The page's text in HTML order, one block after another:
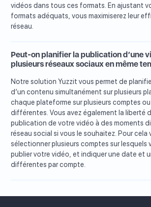
vidéos dans tous ces formats. En ajustant
formats adéquats, vous maximiserez leur
réseau.
Peut-on planifier la publication d’une
plusieurs réseaux sociaux en même
Notre solution Yuzzit vous permet de
d’un contenu simultanément sur plusieurs
chaque plateforme sur plusieurs comptes
différentes. Vous avez également la liberté
publication de votre vidéo à des moments
réseau social si vous le souhaitez. Pour cela
sélectionner plusieurs comptes sur lesquels
publier votre vidéo, et indiquer une date et
différentes par compte.